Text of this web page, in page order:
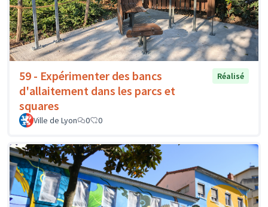
59 - Expérimenter des bancs
d'allaitement dans les parcs et
squares
Réalisé
Ville de Lyon 0 0